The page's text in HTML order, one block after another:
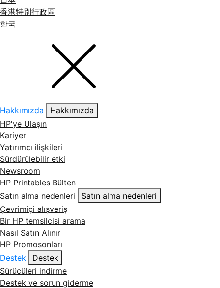
香港特別行政區
한국
Hakkımızda
Hakkımızda
HP'ye Ulaşın
Kariyer
Yatırımcı ilişkileri
Sürdürülebilir etki
Newsroom
HP Printables Bülten
Satın alma nedenleri
Satın alma nedenleri
Çevrimiçi alışveriş
Bir HP temsilcisi arama
Nasıl Satın Alınır
HP Promosonları
Destek
Destek
Sürücüleri indirme
Destek ve sorun giderme